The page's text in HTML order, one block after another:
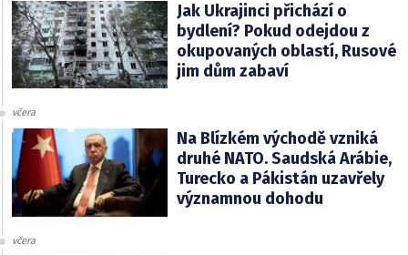
Jak Ukrajinci přichází o
bydlení? Pokud odejdou z
okupovaných oblastí, Rusové
jim dům zabaví
včera
Na Blízkém východě vzniká
druhé NATO. Saudská Arábie,
Turecko a Pákistán uzavřely
významnou dohodu
včera